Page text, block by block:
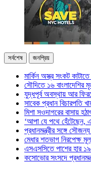
সর্বশেষ জনপ্রিয়
মার্কিন অস্ত্র সংকট
সৌদিতে ১৬ বাংলাদেশির
যুদ্ধপূর্ব অবস্থায় আর
সাবেক প্রধান বিচারপতি
মিশা সওদাগরের বাসায়
‘আপা যে পথে হেঁটেছেন,
প্রধানমন্ত্রীর সঙ্গে
মেধার শতভাগ নিরপেক্ষ
এসএসসিতে পাশের হার ১৯
কসোভোর সংসদে